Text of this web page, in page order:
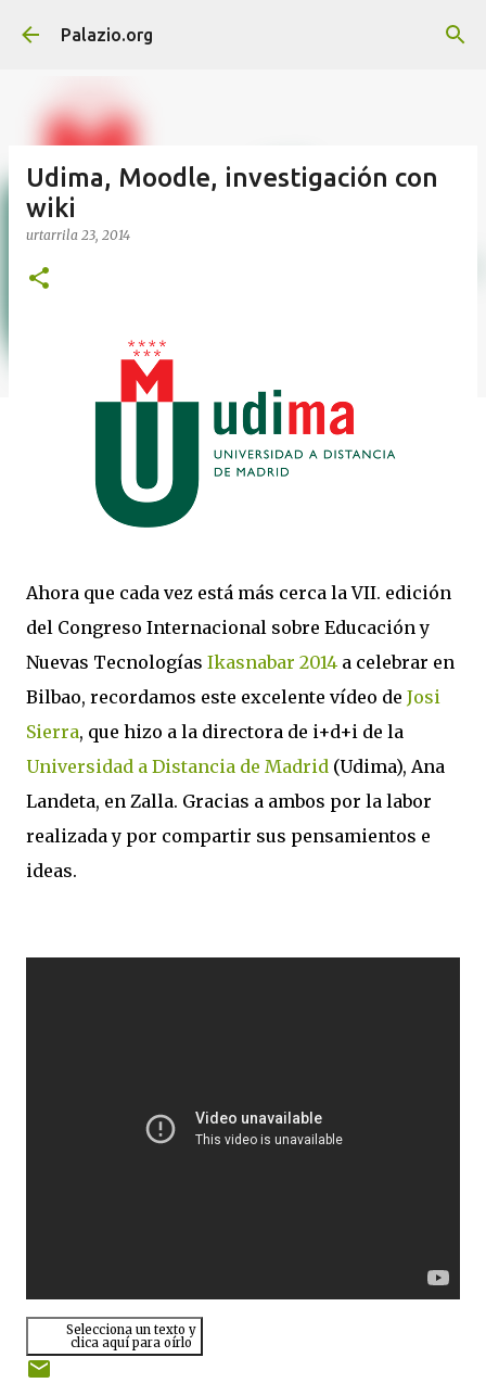
Saltatu eta joan eduki nagusira
Palazio.org
Udima, Moodle, investigación con
wiki
urtarrila 23, 2014
Ahora que cada vez está más cerca la VII. edición
del Congreso Internacional sobre Educación y
Nuevas Tecnologías Ikasnabar 2014 a celebrar en
Bilbao, recordamos este excelente vídeo de Josi
Sierra, que hizo a la directora de i+d+i de la
Universidad a Distancia de Madrid (Udima), Ana
Landeta, en Zalla. Gracias a ambos por la labor
realizada y por compartir sus pensamientos e
ideas.
Selecciona un texto y
clica aquí para oírlo